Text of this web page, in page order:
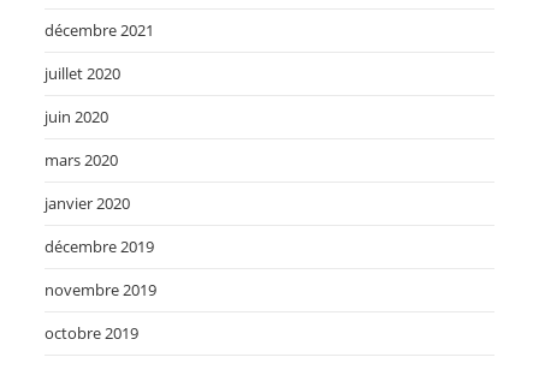
décembre 2021
juillet 2020
juin 2020
mars 2020
janvier 2020
décembre 2019
novembre 2019
octobre 2019